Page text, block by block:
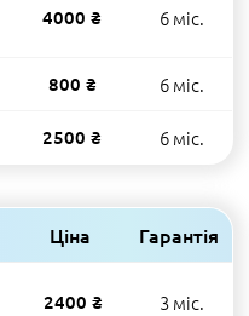
4000 ₴ 6 міс.
800 ₴ 6 міс.
2500 ₴ 6 міс.
Ціна Гарантія
2400 ₴ 3 міс.